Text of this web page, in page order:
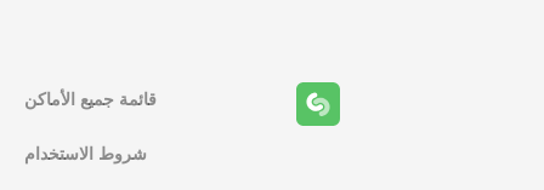
قائمة جميع الأماكن
شروط الاستخدام